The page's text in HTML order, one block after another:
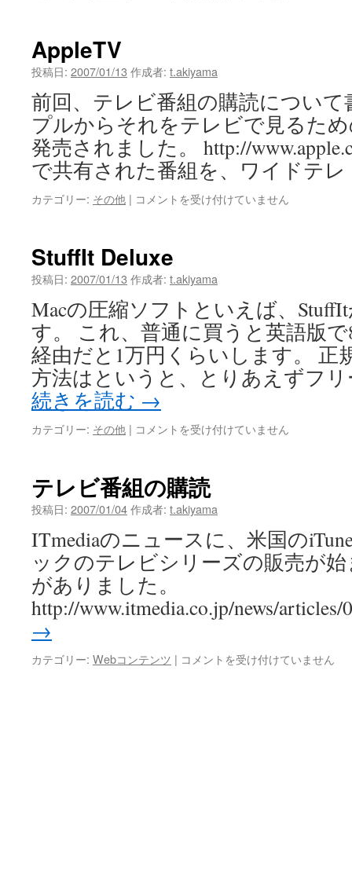
ー
は
AppleTV
投稿日: 2007/01/13 作成者: t.akiyama
前回、テレビ番組の購読につい
プルからそれをテレビで見るた
発売されました。 http://
で共有された番組を、ワイドテ
カテゴリー: その他 | AppleTV
コメントを受け付けていません
StuffIt Deluxe
投稿日: 2007/01/13 作成者: t.akiyama
Macの圧縮ソフトといえば、
す。 これ、普通に買うと英語版
経由だと1万円くらいします。 正
方法はというと、とりあえずフ
続きを読む →
カテゴリー: その他 | StuffIt
コメントを受け付けていません
テレビ番組の購読
投稿日: 2007/01/04作成者: t.akiyama
ITmediaのニュースに、米国の
ックのテレビシリーズの販売が
がありました。
http://www.itmedia.co.jp/news/
→
カテゴリー: Webコンテンツ | テ
コメントを受け付けていません